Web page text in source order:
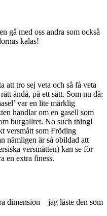
gå med oss andra som också
kalas!
att tro sej veta och så få veta
ändå, på ett sätt. Som nu då:
var en lite märklig
handlar om en gasell som
burgallret. No such thing!
versmått som Fröding
nämligen är så obildad att
versmåtten) kan se för
en extra finess.
dimension – jag läste den som